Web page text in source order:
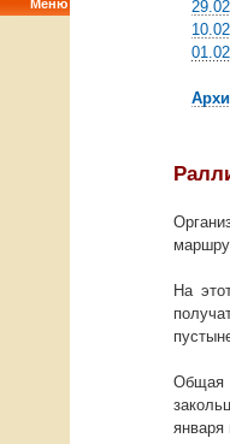
Меню
На
Общая
января